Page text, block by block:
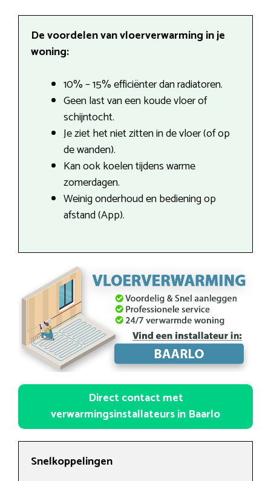
De voordelen van vloerverwarming in je
woning:
10% – 15% efficiënter dan radiatoren.
Geen last van een koude vloer of
schijntocht.
Je ziet het niet zitten in de vloer (of op
de wanden).
Kan ook koelen tijdens warme
zomerdagen.
Weinig onderhoud en bediening op
afstand (App).
Direct contact met
verwarmingsinstallateurs in Baarlo
Snelkoppelingen